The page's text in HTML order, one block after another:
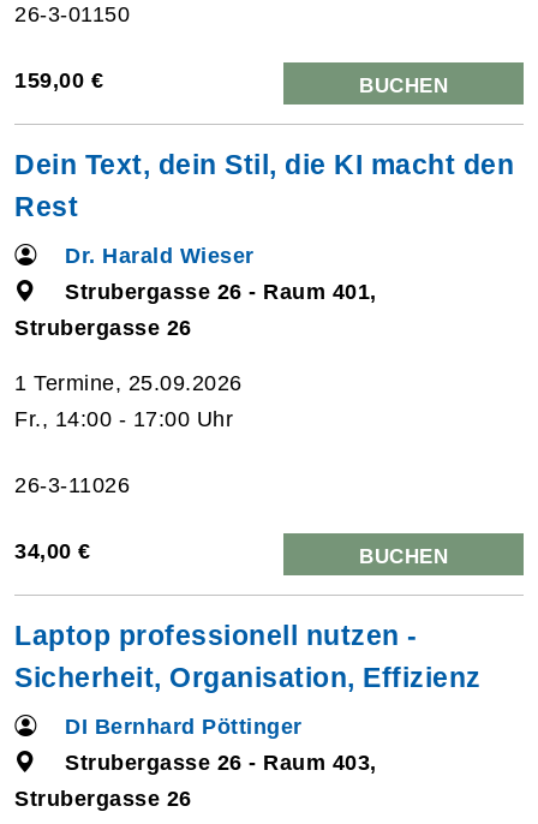
26-3-01150
159,00 € BUCHEN
Dein Text, dein Stil, die KI macht den
Rest
Dr. Harald Wieser
Strubergasse 26 - Raum 401,
Strubergasse 26
1 Termine, 25.09.2026
Fr., 14:00 - 17:00 Uhr
26-3-11026
34,00 € BUCHEN
Laptop professionell nutzen -
Sicherheit, Organisation, Effizienz
DI Bernhard Pöttinger
Strubergasse 26 - Raum 403,
Strubergasse 26